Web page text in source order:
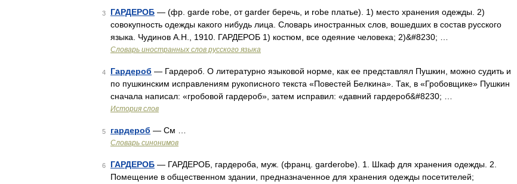
3 ГАРДЕРОБ — (фр. garde robe, от garder беречь, и robe платье). 1) место хранения одежды. 2)
совокупность одежды какого нибудь лица. Словарь иностранных слов, вошедших в состав русского
языка. Чудинов А.Н., 1910. ГАРДЕРОБ 1) костюм, все одеяние человека; 2)&#8230; …
Словарь иностранных слов русского языка
4 Гардероб — Гардероб. О литературно языковой норме, как ее представлял Пушкин, можно судить и
по пушкинским исправлениям рукописного текста «Повестей Белкина». Так, в «Гробовщике» Пушкин
сначала написал: «гробовой гардероб», затем исправил: «давний гардероб&#8230; …
История слов
5 гардероб — См …
Словарь синонимов
6 ГАРДЕРОБ — ГАРДЕРОБ, гардероба, муж. (франц. garderobe). 1. Шкаф для хранения одежды. 2.
Помещение в общественном здании, предназначенное для хранения одежды посетителей;